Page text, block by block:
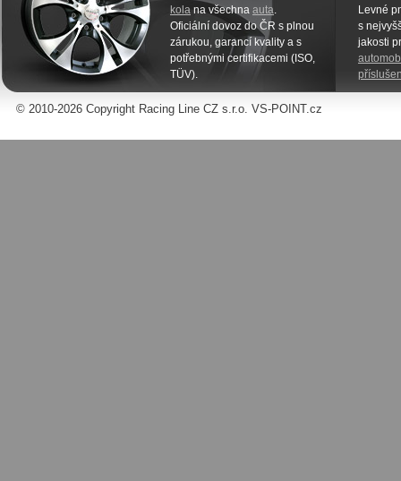
kola na všechna auta.
Oficiální dovoz do ČR s plnou
zárukou, garancí kvality a s
potřebnými certifikacemi (ISO,
TÜV).
Levné
s
jakosti
© 2010-2026 Copyright Racing Line CZ s.r.o. VS-POINT.cz